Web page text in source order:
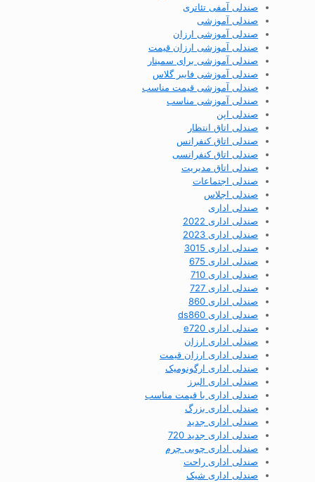
صندلی آمفی تئاتری
صندلی آموزشی
صندلی آموزشی ارزان
صندلی آموزشی ارزان قیمت
صندلی آموزشی برای سمینار
صندلی آموزشی فایبر گلاس
صندلی آموزشی قیمت مناسب
صندلی آموزشی مناسب
صندلی اپن
صندلی اتاق انتظار
صندلی اتاق کنفرانس
صندلی اتاق کنفرانسی
صندلی اتاق مدیریت
صندلی اجتماعات
صندلی اجلاس
صندلی اداری
صندلی اداری 2022
صندلی اداری 2023
صندلی اداری 3015
صندلی اداری 675
صندلی اداری 710
صندلی اداری 727
صندلی اداری 860
صندلی اداری ds860
صندلی اداری e720
صندلی اداری ارزان
صندلی اداری ارزان قیمت
صندلی اداری ارگونومیک
صندلی اداری البرز
صندلی اداری با قیمت مناسب
صندلی اداری بزرگ
صندلی اداری جدید
صندلی اداری جدید 720
صندلی اداری چوبی چرم
صندلی اداری راحت
صندلی اداری شیک